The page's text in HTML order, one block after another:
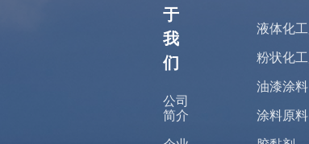
于
我
们
公司
简介
液体化
粉状化
油漆涂料
涂料原料